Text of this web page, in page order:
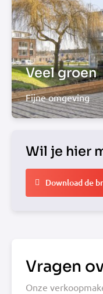
Veel groen
Fijne omgeving
Wil je hier
Download de
Vragen
Onze